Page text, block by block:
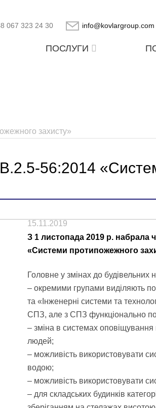
067 323 24 30 info@kovlargroup.com
ПОСЛУГИ
захисту»
56:2014
15.11.2019
З 1 листопада 2019 р. набрала
«Системи протипожежного
Головне у змінах до будівельних
– окремими групами виділяють
та «Інженерні системи та
СПЗ, але з СПЗ функціонально
– зміна в системах
людей;
– можливість використовувати
водою;
– можливість використовувати
– для складських будинків